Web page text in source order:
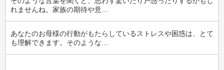
れませんね。家族の期待や意…
あなたのお母様の行動がもたらしているストレスや困惑は、とて
も理解できます。そのような…